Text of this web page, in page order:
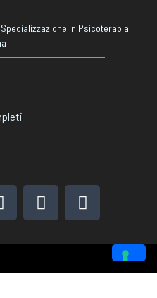
Specializzazione in Psicoterapia
X
-
w
Y
o
t